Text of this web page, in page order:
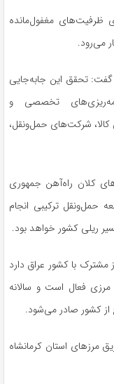
ظرفیت‌های مغفول‌مانده
می‌رود.
گفت: تحقق این جابه‌جایی
تخصصی و
شرکت‌های حمل‌ونقل،
کلان راه‌آهن جمهوری
حمل‌ونقل ترکیبی انجام
ریلی کشور خواهد بود.
بیش از ۳۷۱ کیلومتر مرز مشترک با کشور عراق دارد
بازارچه مرزی فعال است و سالانه
از کشور صادر می‌شود.
مرزهای استان کرمانشاه